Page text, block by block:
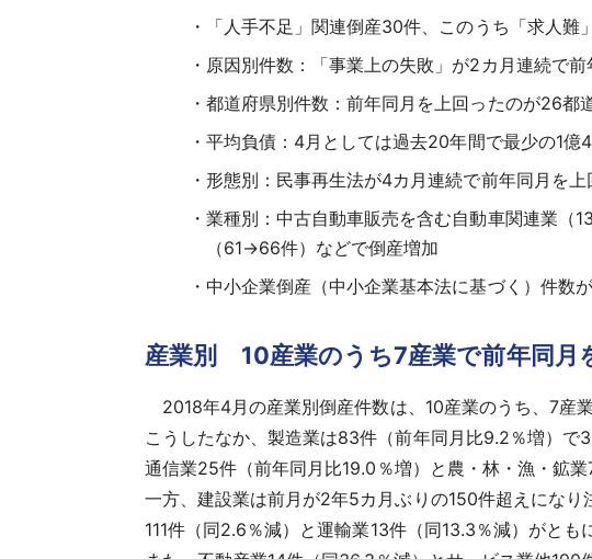
「人手不足」関連倒産30件、このうち「求人難
原因別件数：「事業上の失敗」が2カ月連続で前
都道府県別件数：前年同月を上回ったのが26
平均負債：4月としては過去20年間で最少の1億
形態別：民事再生法が4カ月連続で前年同月を上
業種別：中古自動車販売を含む自動車関連業（
（61→66件）などで倒産増加
中小企業倒産（中小企業基本法に基づく）件数
産業別 10産業のうち7産業で前年同月
2018年4月の産業別倒産件数は、10産業のうち、7産業
こうしたなか、製造業は83件（前年同月比9.2％増）
通信業25件（前年同月比19.0％増）と農・林・漁・鉱
一方、建設業は前月が2年5カ月ぶりの150件超えにな
111件（同2.6％減）と運輸業13件（同13.3％減）がと